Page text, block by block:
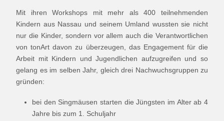
Mit ihren Workshops mit mehr als 400 teilnehmenden
Kindern aus Nassau und seinem Umland wussten sie nicht
nur die Kinder, sondern vor allem auch die Verantwortlichen
von tonArt davon zu überzeugen, das Engagement für die
Arbeit mit Kindern und Jugendlichen aufzugreifen und so
gelang es im selben Jahr, gleich drei Nachwuchsgruppen zu
gründen:
bei den Singmäusen starten die Jüngsten im Alter ab 4
Jahre bis zum 1. Schuljahr